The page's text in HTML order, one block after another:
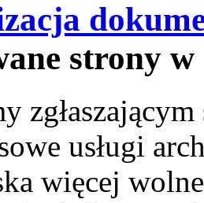
strony
usługi
więcej